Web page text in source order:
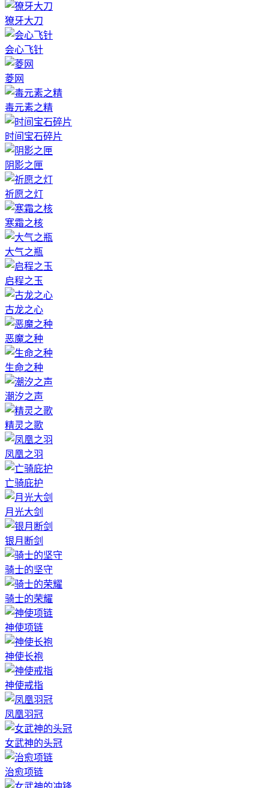
獠牙大刀
会心飞针
菱网
毒元素之精
时间宝石碎片
阴影之匣
祈愿之灯
寒霜之核
大气之瓶
启程之玉
古龙之心
恶魔之种
生命之种
潮汐之声
精灵之歌
凤凰之羽
亡骑庇护
月光大剑
银月断剑
骑士的坚守
骑士的荣耀
神使项链
神使长袍
神使戒指
凤凰羽冠
女武神的头冠
治愈项链